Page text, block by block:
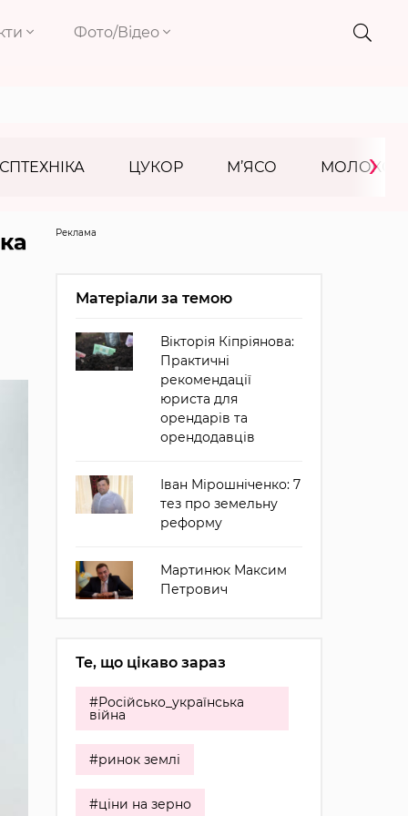
Фото/Відео
ЦУКОР М’ЯСО МОЛОКО
›
Реклама
Матеріали за темою
Вікторія Кіпріянова:
Практичні
рекомендації
юриста для
орендарів та
орендодавців
Іван Мірошніченко: 7
тез про земельну
реформу
Мартинюк Максим
Петрович
Те, що цікаво зараз
#Російсько_українська
війна
#ринок землі
#ціни на зерно